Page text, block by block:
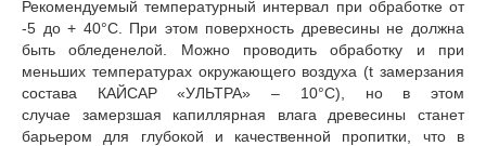
Рекомендуемый температурный интервал при обработке от
-5 до + 40°С. При этом поверхность древесины не должна
быть обледенелой. Можно проводить обработку и при
меньших температурах окружающего воздуха (t замерзания
состава КАЙСАР «УЛЬТРА» – 10°С), но в этом
случае замерзшая капиллярная влага древесины станет
барьером для глубокой и качественной пропитки, что в